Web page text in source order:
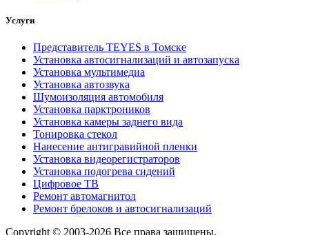
Услуги
Представитель TEYES в Томске
Установка автосигнализаций и автозапуска
Установка мультимедиа
Установка автозвука
Шумоизоляция автомобиля
Установка парктроников
Установка камеры заднего вида
Тонировка стекол
Нанесение антигравийной пленки
Установка видеорегистраторов
Установка подогрева сидений
Цифровое ТВ
Ремонт автомагнитол
Ремонт брелоков и автосигнализаций
Copyright © 2003-2026 Все права защищены.